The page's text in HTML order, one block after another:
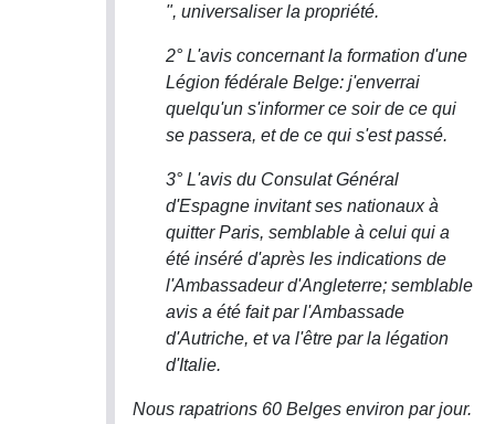
", universaliser la propriété.
2° L'avis concernant la formation d'une
Légion fédérale Belge: j'enverrai
quelqu'un s'informer ce soir de ce qui
se passera, et de ce qui s'est passé.
3° L'avis du Consulat Général
d'Espagne invitant ses nationaux à
quitter Paris, semblable à celui qui a
été inséré d'après les indications de
l'Ambassadeur d'Angleterre; semblable
avis a été fait par l'Ambassade
d'Autriche, et va l'être par la légation
d'Italie.
Nous rapatrions 60 Belges environ par jour.